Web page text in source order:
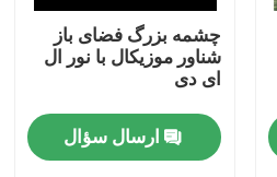
چشمه بزرگ فضای باز
شناور موزیکال با نور ال
ای دی
ارسال سؤال